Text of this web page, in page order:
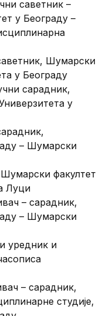
саветник –
у Београду –
Шумарски
у Београду
сарадник,
у
– Шумарски
факултет
Луци
– сарадник,
– Шумарски
уредник и
– сарадник,
студије,